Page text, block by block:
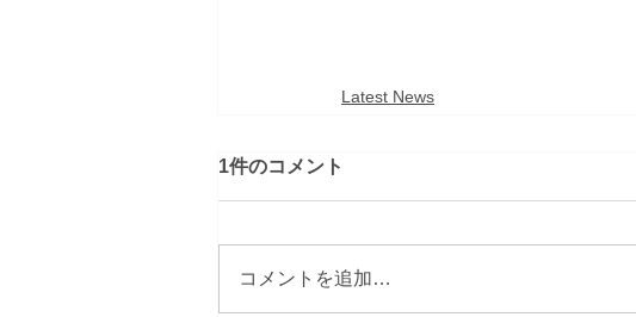
Latest News
1件のコメント
コメントを追加…